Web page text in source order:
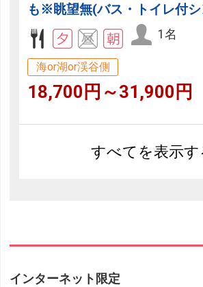
も※眺望無(バス・トイレ付
1名
海or湖or渓谷側
18,700円～31,900円
すべてを表示す
インターネット限定